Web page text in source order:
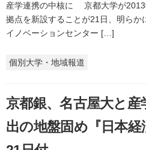
産学連携の中核に 京都大学が2013
拠点を新設することが21日、明らか
イノベーションセンター […]
個別大学・地域報道
京都銀、名古屋大と
出の地盤固め『日本経